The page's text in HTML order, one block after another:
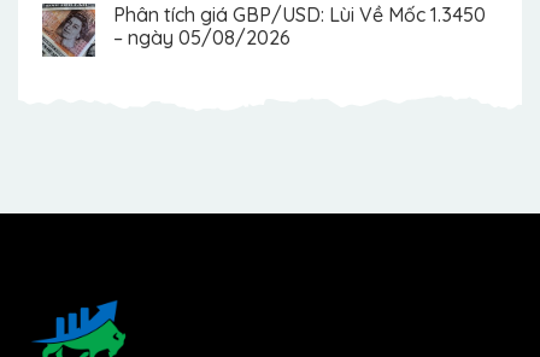
Phân tích giá GBP/USD: Lùi Về Mốc 1.3450
– ngày 05/08/2026